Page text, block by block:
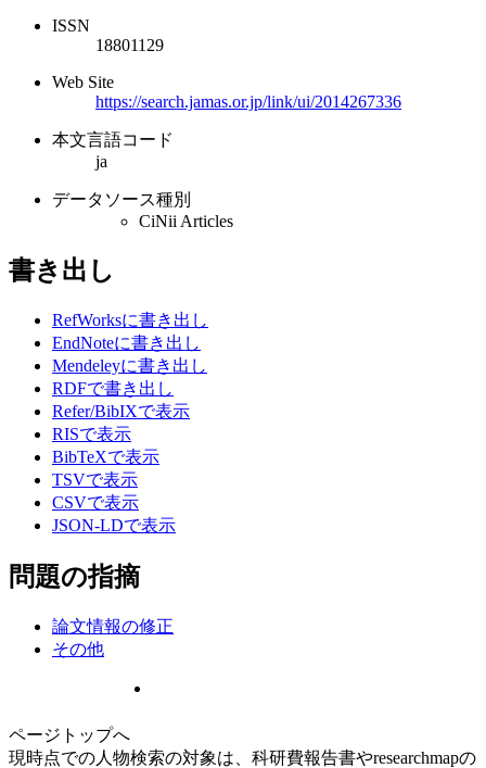
ISSN
18801129
Web Site
https://search.jamas.or.jp/link/ui/2014267336
本文言語コード
ja
データソース種別
CiNii Articles
書き出し
RefWorksに書き出し
EndNoteに書き出し
Mendeleyに書き出し
RDFで書き出し
Refer/BibIXで表示
RISで表示
BibTeXで表示
TSVで表示
CSVで表示
JSON-LDで表示
問題の指摘
論文情報の修正
その他
ページトップへ
現時点での人物検索の対象は、科研費報告書やresearchmapの